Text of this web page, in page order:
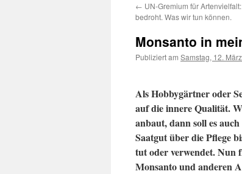
← UN-Gremium für
bedroht. Was wir tun können.
Monsanto in
Publiziert am Samstag, 12.
Als Hobbygärtner oder
auf die innere Qualität.
anbaut, dann soll es
Saatgut über die Pflege
tut oder verwendet. Nun
Monsanto und anderen